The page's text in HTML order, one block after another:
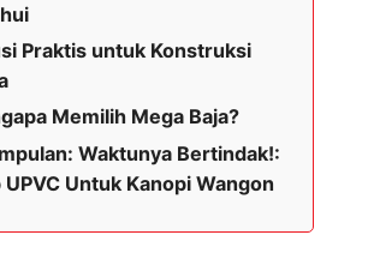
Praktis untuk Konstruksi
Memilih Mega Baja?
Waktunya Bertindak!:
UPVC Untuk Kanopi Wangon